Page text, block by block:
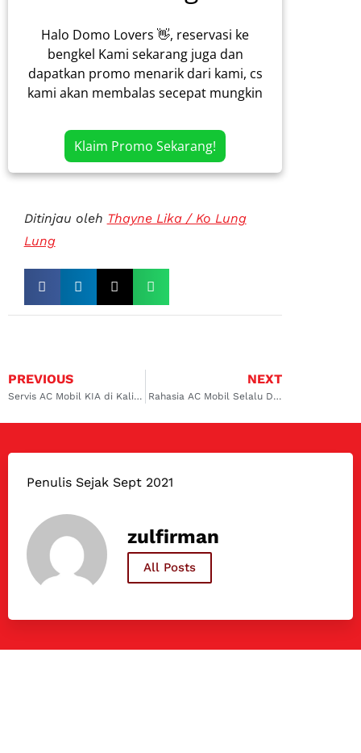
Halo Domo Lovers 👋, reservasi ke
bengkel Kami sekarang juga dan
dapatkan promo menarik dari kami, cs
kami akan membalas secepat mungkin
Klaim Promo Sekarang!
Ditinjau oleh Thayne Lika / Ko Lung
Lung
PREVIOUS
Servis AC Mobil KIA di Kalimalang dan Solusi dari Dokter Mobil
NEXT
Rahasia AC Mobil Selalu Dingin dan Awet: Temukan Solusinya di Serpong!
Penulis Sejak Sept 2021
zulfirman
All Posts